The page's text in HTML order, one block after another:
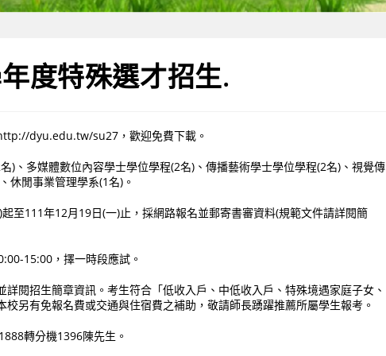
度特殊選才招生.
dyu.edu.tw/su27，歡迎免費下載。
)、多媒體數位內容學士學位學程(2名)、傳播藝術學士學位學程(2名)、視覺傳
休閒事業管理學系(1名)。
至111年12月19日(一)止，採網路報名並郵寄書審資料(規範文件請詳閱簡
15:00，擇一時段應試。
閱招生簡章資訊。考生符合「低收入戶、中低收入戶、特殊境遇家庭子女、
另有免報名費或交通與住宿費之補助，敬請師長踴躍推薦所屬學生報考。
轉分機1396陳先生。